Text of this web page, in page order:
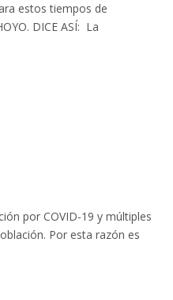
estos tiempos de
DICE ASÍ: La
por COVID-19 y múltiples
Por esta razón es